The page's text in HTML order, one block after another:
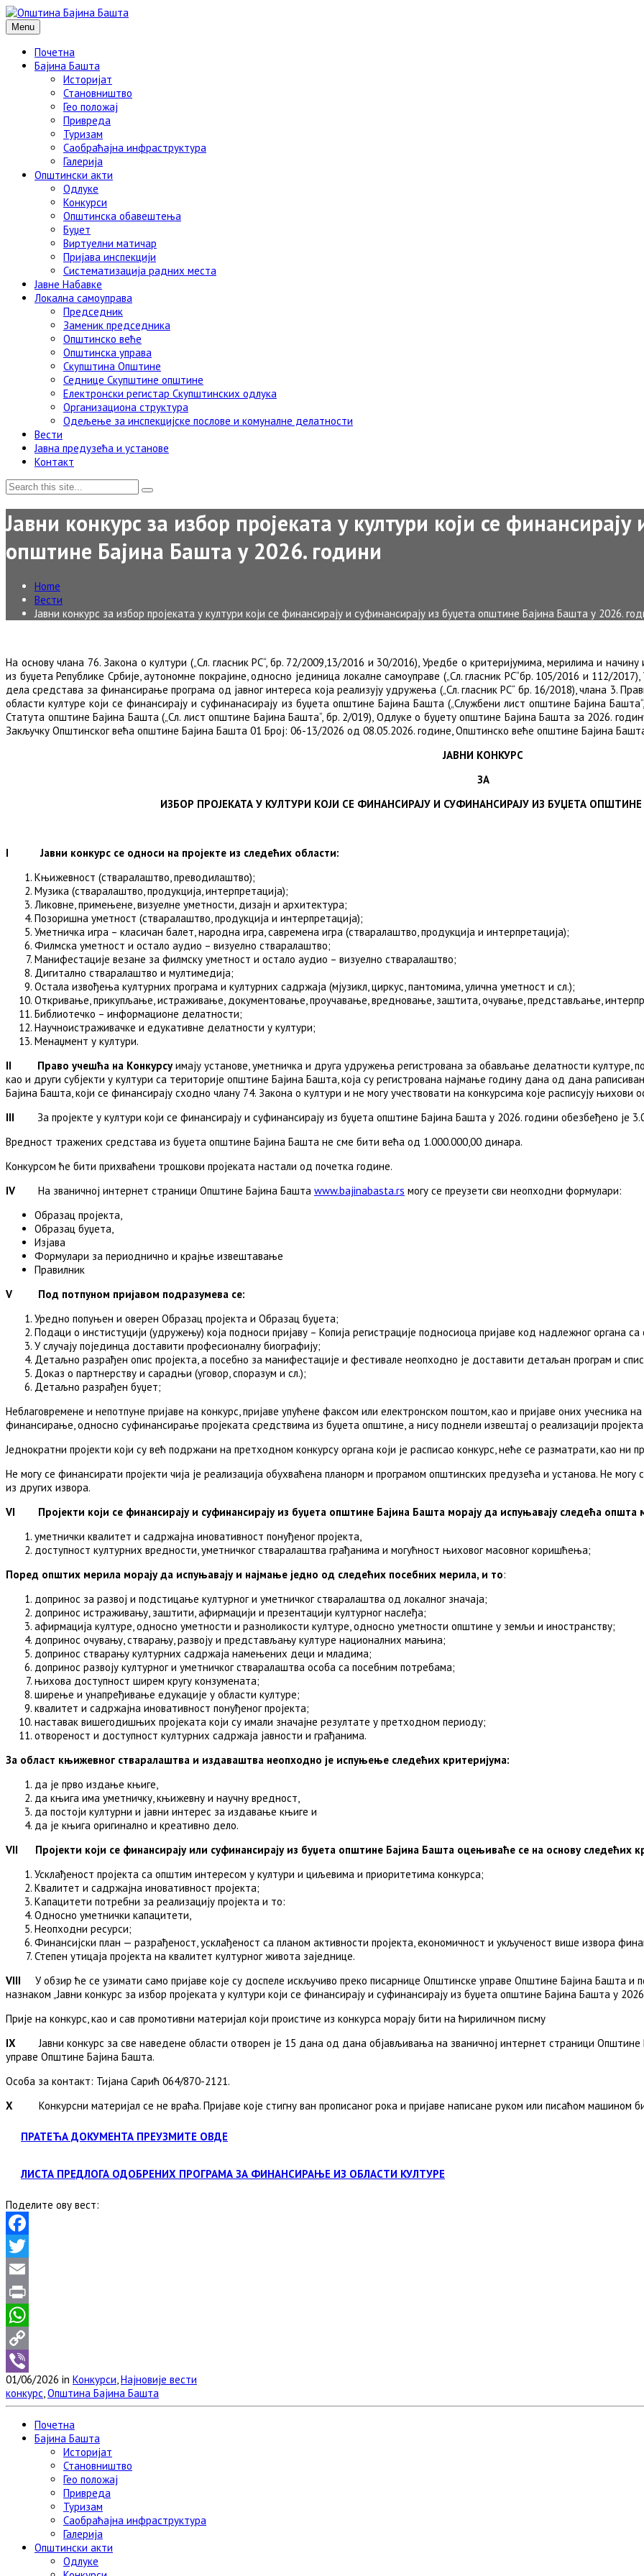
Menu
Почетна
Бајина Башта
Историјат
Становништво
Гео положај
Привреда
Туризам
Саобраћајна инфраструктура
Галерија
Општински акти
Одлуке
Конкурси
Општинска обавештења
Буџет
Виртуелни матичар
Пријава инспекцији
Систематизација радних места
Јавне Набавке
Локална самоуправа
Председник
Заменик председника
Општинско веће
Општинска управа
Скупштина Општине
Седнице Скупштине општине
Електронски регистар Скупштинских одлука
Организациона структура
Одељење за инспекцијске послове и комуналне делатности
Вести
Јавна предузећа и установе
Контакт
Јавни конкурс за избор пројеката у култури који се
општине Бајина Башта у 2026. години
Home
Вести
Јавни конкурс за избор пројеката у култури који се финансирају и суфинансирају из буџета општине Бајина Башта у 2026.
На основу члана 76. Закона о култури („Сл. гласник РС“, бр. 72/2009,13/2016 и 30/2016), Уредбе о критеријумима, мерилима и
из буџета Републике Србије, аутономне покрајине, односно јединица локалне самоуправе („Сл. гласник РС“бр. 105/2016 и 112/
дела средстава за финансирање програма од јавног интереса која реализују удружења („Сл. гласник РС“ бр. 16/2018), члана 3.
области културе који се финансирају и суфинанасирају из буџета општине Бајина Башта („Службени лист општине Бајина
Статута општине Бајина Башта („Сл. лист општине Бајина Башта“, бр. 2/019), Одлуке о буџету општине Бајина Башта за 2026.
Закључку Општинског већа општине Бајина Башта 01 Број: 06-13/2026 од 08.05.2026. године, Општинско веће општине Бајина
ЈАВНИ КОНКУРС
ЗА
ИЗБОР ПРОЈЕКАТА У КУЛТУРИ КОЈИ СЕ ФИНАНСИРАЈУ И СУФИНАНСИРАЈУ ИЗ БУЏЕТА
IЈавни конкурс се односи на пројекте из следећих области:
Књижевност (стваралаштво, преводилаштво);
Музика (стваралаштво, продукција, интерпретација);
Ликовне, примењене, визуелне уметности, дизајн и архитектура;
Позоришна уметност (стваралаштво, продукција и интерпретација);
Уметничка игра – класичан балет, народна игра, савремена игра (стваралаштво, продукција и интерпретација);
Филмска уметност и остало аудио – визуелно стваралаштво;
Манифестације везане за филмску уметност и остало аудио – визуелно стваралаштво;
Дигитално стваралаштво и мултимедија;
Остала извођења културних програма и културних садржаја (мјузикл, циркус, пантомима, улична уметност и сл.);
Откривање, прикупљање, истраживање, документовање, проучавање, вредновање, заштита, очување, представљање,
Библиотечко – информационе делатности;
Научноистраживачке и едукативне делатности у култури;
Менаџмент у култури.
II Право учешћа на Конкурсуимају установе, уметничка и друга удружења регистрована за обављање делатности културе,
као и други субјекти у култури са територије општине Бајина Башта, која су регистрована најмање годину дана од дана
Бајина Башта, који се финансирају сходно члану 74. Закона о култури и не могу учествовати на конкурсима које расписују њихови
III За пројекте у култури који се финансирају и суфинансирају из буџета општине Бајина Башта у 2026. години обезбеђено је
Вредност тражених средстава из буџета општине Бајина Башта не сме бити већа од 1.000.000,00 динара.
Конкурсом ће бити прихваћени трошкови пројеката настали од почетка године.
IV На званичној интернет страници Општине Бајина Башта www.bajinabasta.rs могу се преузети сви неопходни формулари:
Образац пројекта,
Образац буџета,
Изјава
Формулари за периоднично и крајње извештавање
Правилник
V
Под потпуном пријавом подразумева се:
Уредно попуњен и оверен Образац пројекта и Образац буџета;
Подаци о инстистуцији (удружењу) која подноси пријаву – Копија регистрације подносиоца пријаве код надлежног органа
У случају појединца доставити професионалну биографију;
Детаљно разрађен опис пројекта, а посебно за манифестације и фестивале неопходно је доставити детаљан програм и
Доказ о партнерству и сарадњи (уговор, споразум и сл.);
Детаљно разрађен буџет;
Неблаговремене и непотпуне пријаве на конкурс, пријаве упућене факсом или електронском поштом, као и пријаве оних учесника
финансирање, односно суфинансирање пројеката средствима из буџета општине, а нису поднели извештај о реализацији
Једнократни пројекти који су већ подржани на претходном конкурсу органа који је расписао конкурс, неће се разматрати, као ни
Не могу се финансирати пројекти чија је реализација обухваћена планорм и програмом општинских предузећа и установа. Не
из других извора.
VI Пројекти који се финансирају и суфинансирају из буџета општине Бајина Башта морају да испуњавају следећа општа
уметнички квалитет и садржајна иновативност понуђеног пројекта,
доступност културних вредности, уметничког стваралаштва грађанима и могућност њиховог масовног коришћења;
Поред општих мерила морају да испуњавају и најмање једно од следећих посебних мерила, и то:
допринос за развој и подстицање културног и уметничког стваралаштва од локалног значаја;
допринос истраживању, заштити, афирмацији и презентацији културног наслеђа;
афирмација културе, односно уметности и разноликости културе, односно уметности општине у земљи и иностранству;
допринос очувању, стварању, развоју и представљању културе националних мањина;
допринос стварању културних садржаја намењених деци и младима;
допринос развоју културног и уметничког стваралаштва особа са посебним потребама;
њихова доступност ширем кругу конзумената;
ширење и унапређивање едукације у области културе;
квалитет и садржајна иновативност понуђеног пројекта;
наставак вишегодишњих пројеката који су имали значајне резултате у претходном периоду;
отвореност и доступност културних садржаја јавности и грађанима.
За област књижевног стваралаштва и издаваштва неопходно је испуњење следећих критеријума:
да је прво издање књиге,
да књига има уметничку, књижевну и научну вредност,
да постоји културни и јавни интерес за издавање књиге и
да је књига оригинално и креативно дело.
VII Пројекти који се финансирају или суфинансирају из буџета општине Бајина Башта оцењиваће се на основу следећих
Усклађеност пројекта са општим интересом у култури и циљевима и приоритетима конкурса;
Квалитет и садржајна иновативност пројекта;
Капацитети потребни за реализацију пројекта и то:
Односно уметнички капацитети,
Неопходни ресурси;
Финансијски план — разрађеност, усклађеност са планом активности пројекта, економичност и укљученост више извора
Степен утицаја пројекта на квалитет културног живота заједнице.
VIII У обзир ће се узимати само пријаве које су доспеле искључиво преко писарнице Општинске управе Општине Бајина Башта
назнаком „Јавни конкурс за избор пројеката у култури који се финансирају и суфинансирају из буџета општине Бајина Башта у
Прије на конкурс, као и сав промотивни материјал који проистиче из конкурса морају бити на ћириличном писму
IX Јавни конкурс за све наведене области отворен је 15 дана од дана објављивања на званичној интернет страници Општине
управе Општине Бајина Башта.
Особа за контакт: Тијана Сарић 064/870-2121.
X Конкурсни материјал се не враћа. Пријаве које стигну ван прописаног рока и пријаве написане руком или писаћом машином
ПРАТЕЋА ДОКУМЕНТА ПРЕУЗМИТЕ ОВДЕ
ЛИСТА ПРЕДЛОГА ОДОБРЕНИХ ПРОГРАМА ЗА ФИНАНСИРАЊЕ ИЗ ОБЛАСТИ КУЛТУРЕ
Поделите ову вест:
Facebook
Twitter
Email
Print
WhatsApp
Copy
Link
Viber
01/06/2026 in Конкурси,Најновије вести
конкурс,Општина Бајина Башта
Почетна
Бајина Башта
Историјат
Становништво
Гео положај
Привреда
Туризам
Саобраћајна инфраструктура
Галерија
Општински акти
Одлуке